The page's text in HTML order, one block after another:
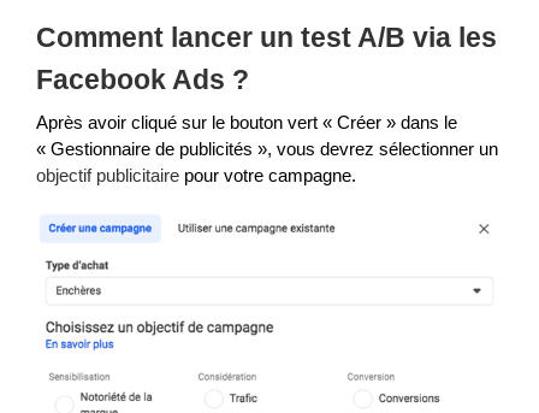
Comment lancer un test A/B via les
Facebook Ads ?
Après avoir cliqué sur le bouton vert « Créer » dans le
« Gestionnaire de publicités », vous devrez sélectionner un
objectif publicitaire pour votre campagne.